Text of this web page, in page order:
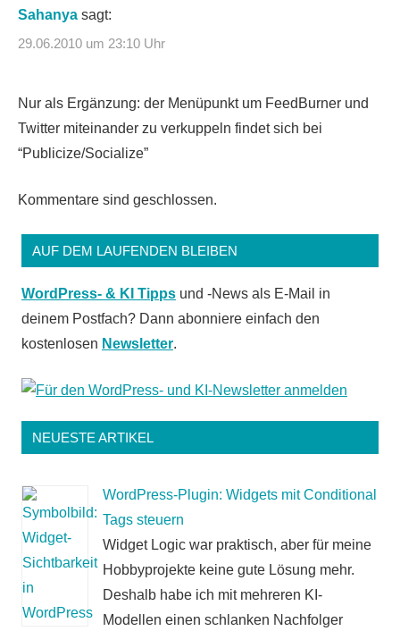
Sahanya sagt:
29.06.2010 um 23:10 Uhr
Nur als Ergänzung: der Menüpunkt um FeedBurner und
Twitter miteinander zu verkuppeln findet sich bei
“Publicize/Socialize”
Kommentare sind geschlossen.
AUF DEM LAUFENDEN BLEIBEN
WordPress- & KI Tipps und -News als E-Mail in
deinem Postfach? Dann abonniere einfach den
kostenlosen Newsletter.
NEUESTE ARTIKEL
WordPress-Plugin: Widgets mit Conditional
Tags steuern
Widget Logic war praktisch, aber für meine
Hobbyprojekte keine gute Lösung mehr.
Deshalb habe ich mit mehreren KI-
Modellen einen schlanken Nachfolger